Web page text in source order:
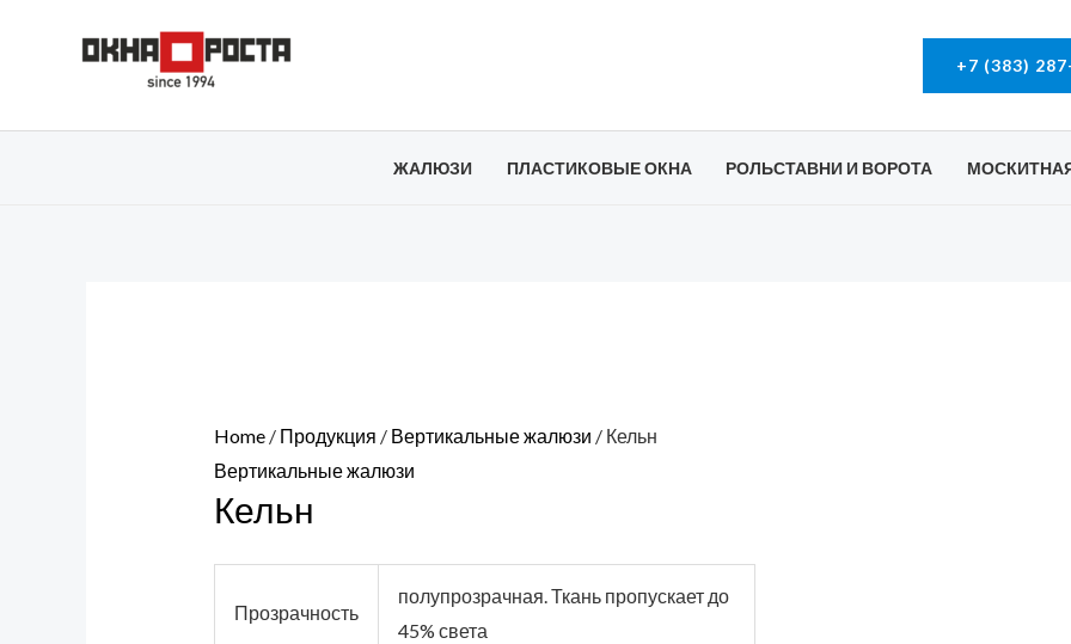
+7 (383)
ЖАЛЮЗИ ПЛАСТИКОВЫЕ ОКНА РОЛЬСТАВНИ И ВОРОТА
Home/ Продукция / Вертикальные жалюзи / Кельн
Вертикальные жалюзи
Кельн
Прозрачность
полупрозрачная. Ткань пропускает до
45% света